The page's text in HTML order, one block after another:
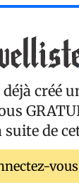
créé
de
vous